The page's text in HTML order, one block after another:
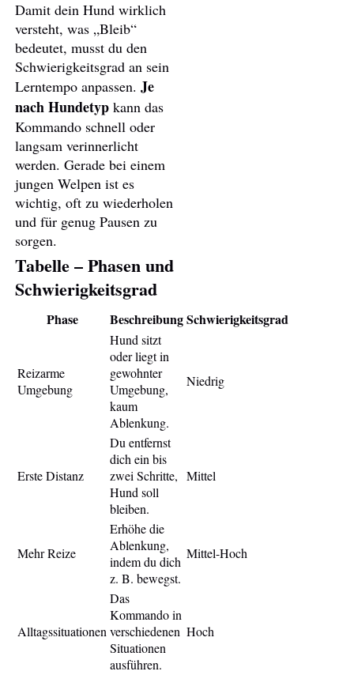
Damit dein Hund wirklich
versteht, was „Bleib“
bedeutet, musst du den
Schwierigkeitsgrad an sein
Lerntempo anpassen. Je
nach Hundetyp kann das
Kommando schnell oder
langsam verinnerlicht
werden. Gerade bei einem
jungen Welpen ist es
wichtig, oft zu wiederholen
und für genug Pausen zu
sorgen.
Tabelle – Phasen und
Schwierigkeitsgrad
Phase BeschreibungSchwierigkeitsgrad
Reizarme
Umgebung
Hund sitzt
oder liegt in
gewohnter
Umgebung,
kaum
Ablenkung.
Niedrig
Erste Distanz
Du entfernst
dich ein bis
zwei Schritte,
Hund soll
bleiben.
Mittel
Mehr Reize
Erhöhe die
Ablenkung,
indem du dich
z. B. bewegst.
Mittel-Hoch
Alltagssituationen
Das
Kommando in
verschiedenen
Situationen
ausführen.
Hoch